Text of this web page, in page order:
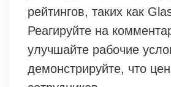
рейтингов, таких как
Реагируйте на
улучшайте рабочие
демонстрируйте, что